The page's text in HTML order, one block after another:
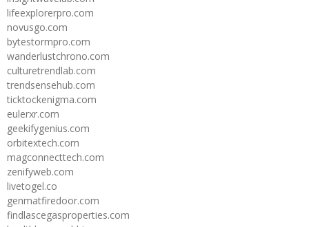
lifeexplorerpro.com
novusgo.com
bytestormpro.com
wanderlustchrono.com
culturetrendlab.com
trendsensehub.com
ticktockenigma.com
eulerxr.com
geekifygenius.com
orbitextech.com
magconnecttech.com
zenifyweb.com
livetogel.co
genmatfiredoor.com
findlascegasproperties.com